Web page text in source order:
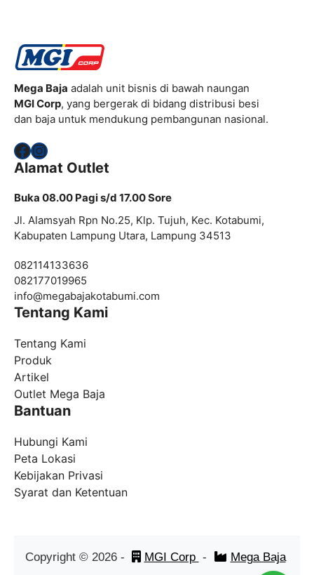
Mega Baja adalah unit bisnis di bawah naungan
MGI Corp, yang bergerak di bidang distribusi besi
dan baja untuk mendukung pembangunan nasional.
Facebook
Instagram
Alamat Outlet
Buka 08.00 Pagi s/d 17.00 Sore
Jl. Alamsyah Rpn No.25, Klp. Tujuh, Kec. Kotabumi,
Kabupaten Lampung Utara, Lampung 34513
082114133636
082177019965
info@megabajakotabumi.com
Tentang Kami
Tentang Kami
Produk
Artikel
Outlet Mega Baja
Bantuan
Hubungi Kami
Peta Lokasi
Kebijakan Privasi
Syarat dan Ketentuan
Copyright © 2026- MGI Corp - Mega Baja